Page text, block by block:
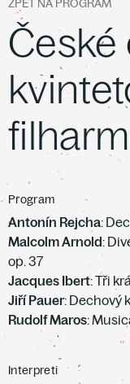
ZPĚT NA PROGRAM
Program
Antonín Rejcha:
Malcolm Arnold:
op. 37
Jacques Ibert: Tři
Jiří Pauer: Dechový
Rudolf Maros:
Interpreti